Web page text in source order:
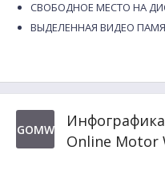
СВОБОДНОЕ МЕСТО НА
ВЫДЕЛЕННАЯ ВИДЕО
GOMW
Online Motor